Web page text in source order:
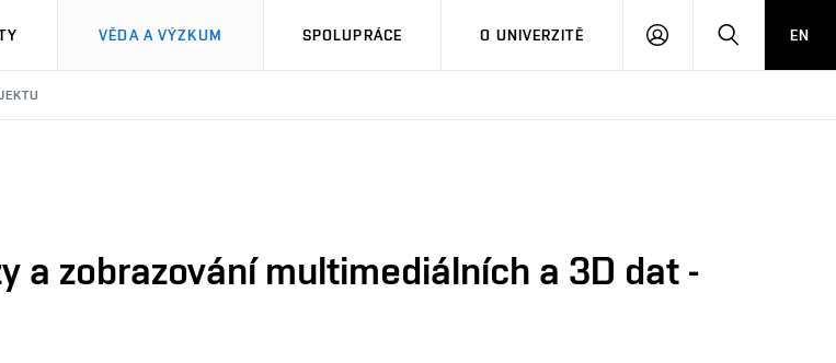
VĚDA A VÝZKUM SPOLUPRÁCE O UNIVERZITĚ
PŘIHLÁSIT HLEDATEN
a zobrazování multimediálních a 3D dat -